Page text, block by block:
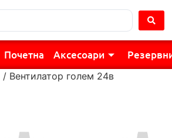
Почетна Аксесоари
/ Вентилатор голем 24в